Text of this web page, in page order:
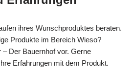
ihres Wunschproduktes beraten.
Produkte im Bereich Wieso?
Der Bauernhof vor. Gerne
Erfahrungen mit dem Produkt.